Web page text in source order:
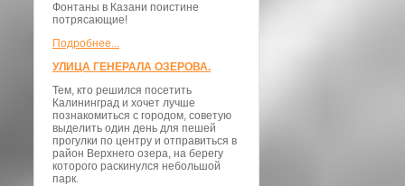
Фонтаны в Казани поистине
потрясающие!
Подробнее...
УЛИЦА ГЕНЕРАЛА ОЗЕРОВА.
Тем, кто решился посетить
Калининград и хочет лучше
познакомиться с городом, советую
выделить один день для пешей
прогулки по центру и отправиться в
район Верхнего озера, на берегу
которого раскинулся небольшой
парк.